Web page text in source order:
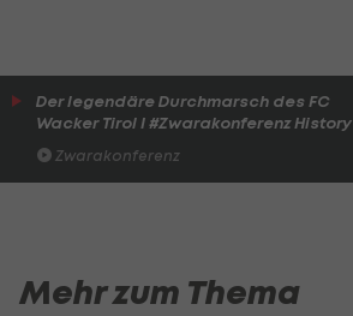
Der legendäre Durchmarsch des FC
Wacker Tirol I #Zwarakonferenz History
Zwarakonferenz
Mehr zum Thema